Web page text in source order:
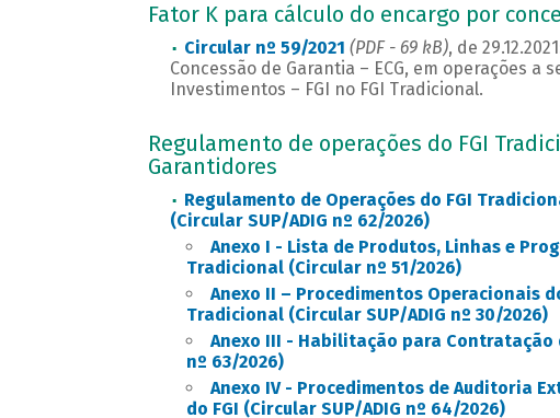
Fator K para cálculo do encargo por
Circular nº 59/2021 (PDF - 69 kB), de
Concessão de Garantia – ECG, em operações
Investimentos – FGI no FGI Tradicional.
Regulamento de operações do FGI
Garantidores
Regulamento de Operações do FGI
(Circular SUP/ADIG nº 62/2026)
Anexo I - Lista de Produtos, Linhas e
Tradicional (Circular nº 51/2026)
Anexo II – Procedimentos Operacionais
Tradicional (Circular SUP/ADIG nº 30/2026)
Anexo III - Habilitação para Contratação
nº 63/2026)
Anexo IV - Procedimentos de Auditoria
do FGI (Circular SUP/ADIG nº 64/2026)